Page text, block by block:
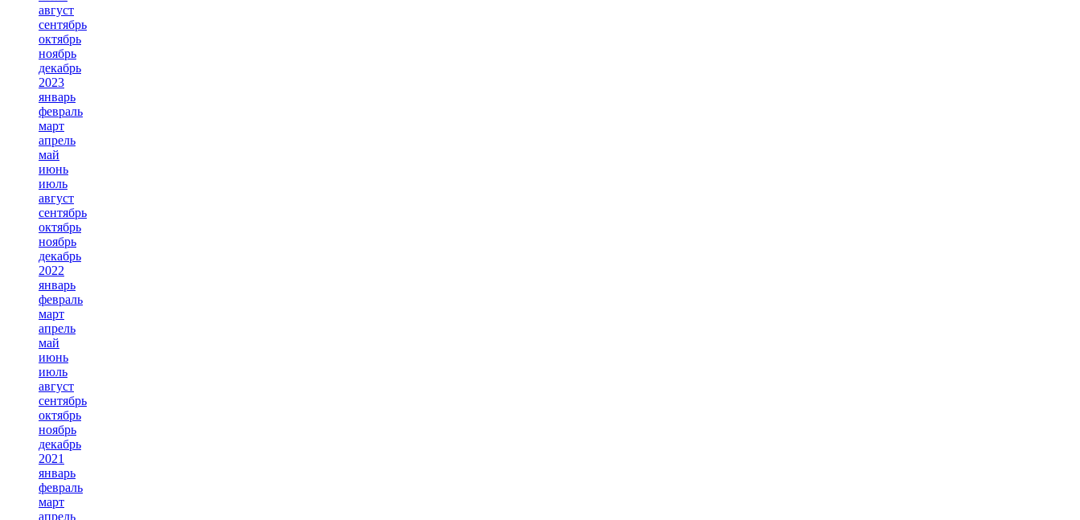
август
сентябрь
октябрь
ноябрь
декабрь
2023
январь
февраль
март
апрель
май
июнь
июль
август
сентябрь
октябрь
ноябрь
декабрь
2022
январь
февраль
март
апрель
май
июнь
июль
август
сентябрь
октябрь
ноябрь
декабрь
2021
январь
февраль
март
апрель